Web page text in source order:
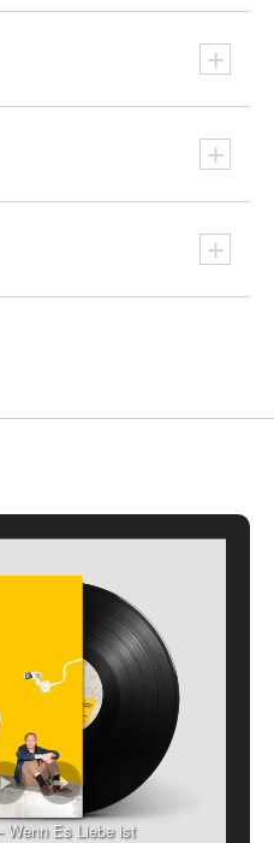
+
+
+
Wenn Es Liebe ist